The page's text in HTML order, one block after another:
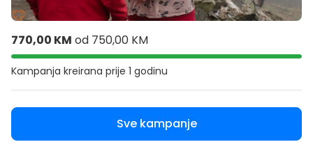
770,00 KM od 750,00 KM
Kampanja kreirana prije 1 godinu
Sve kampanje